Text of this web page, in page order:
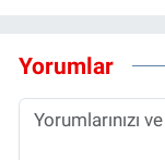
Yorumlar